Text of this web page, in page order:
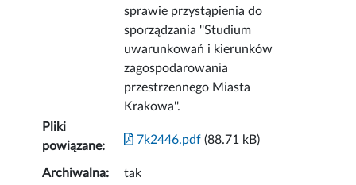
sprawie przystąpienia do
sporządzania ''Studium
uwarunkowań i kierunków
zagospodarowania
przestrzennego Miasta
Krakowa''.
Pliki
powiązane:
7k2446.pdf (88.71 kB)
Archiwalna: tak